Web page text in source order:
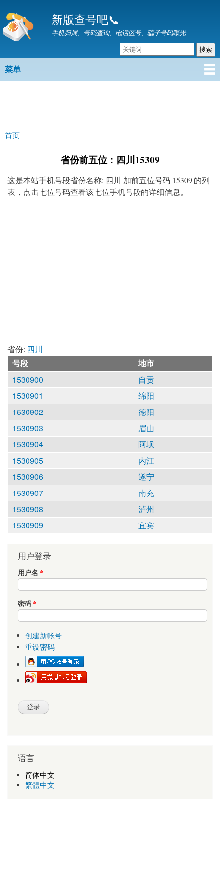
转
到
要
容
新版查号吧📞
手机归属、号码查询、电话区号、骗子号码曝光
主菜单
菜单
你在这里
首页
省份前五位：四川15309
这是本站手机号段省份名称: 四川 加前五位号码 15309 的列
表，点击七位号码查看该七位手机号段的详细信息。
省份: 四川
号段
地市
1530900
自贡
1530901
绵阳
1530902
德阳
1530903
眉山
1530904
阿坝
1530905
内江
1530906
遂宁
1530907
南充
1530908
泸州
1530909
宜宾
用户登录
用户名 *
密码*
创建新帐号
重设密码
语言
简体中文
繁體中文